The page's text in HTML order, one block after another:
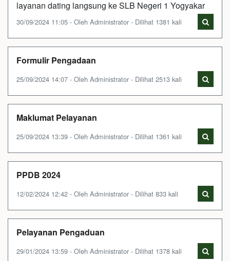
layanan dating langsung ke SLB Negeri 1 Yogyakar
30/09/2024 11:05 - Oleh Administrator - Dilihat 1381 kali
Formulir Pengadaan
25/09/2024 14:07 - Oleh Administrator - Dilihat 2513 kali
Maklumat Pelayanan
25/09/2024 13:39 - Oleh Administrator - Dilihat 1361 kali
PPDB 2024
12/02/2024 12:42 - Oleh Administrator - Dilihat 833 kali
Pelayanan Pengaduan
29/01/2024 13:59 - Oleh Administrator - Dilihat 1378 kali